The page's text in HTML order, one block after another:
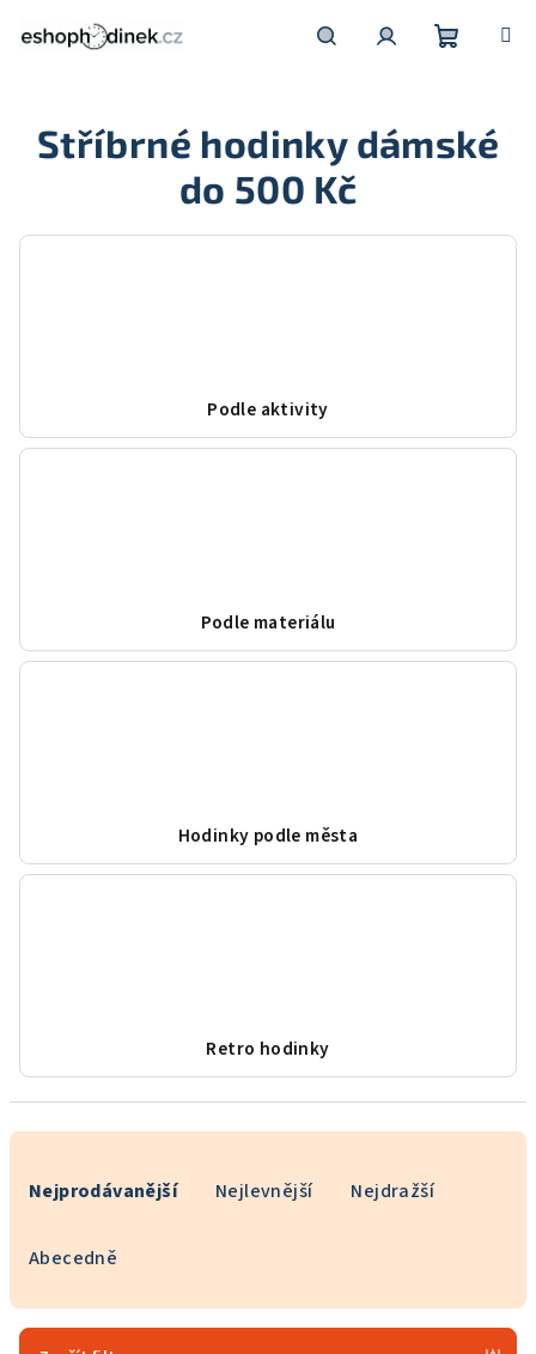
košík
Stříbrné hodinky dámské
do 500 Kč
Podle aktivity
Podle materiálu
Hodinky podle města
Retro hodinky
Nejprodávanější Nejlevnější Nejdražší
Abecedně